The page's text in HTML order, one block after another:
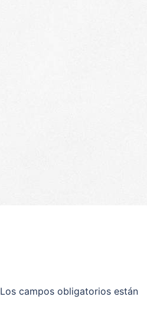
Los campos obligatorios están